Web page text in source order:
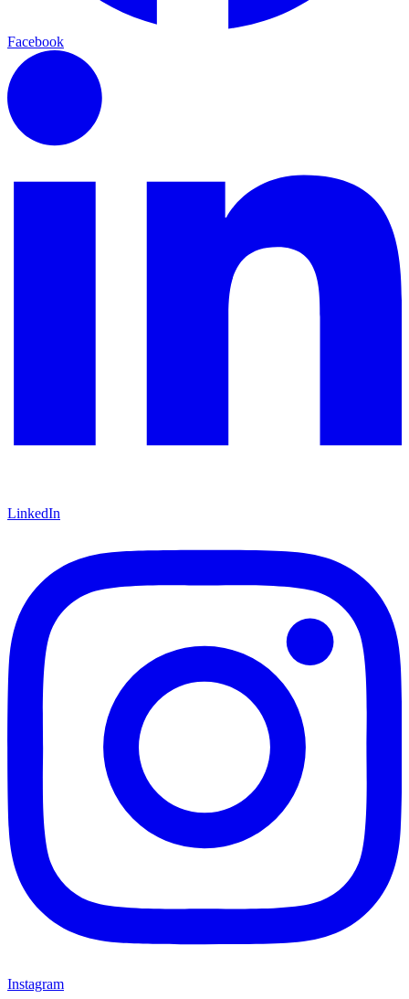
Facebook
LinkedIn
Instagram